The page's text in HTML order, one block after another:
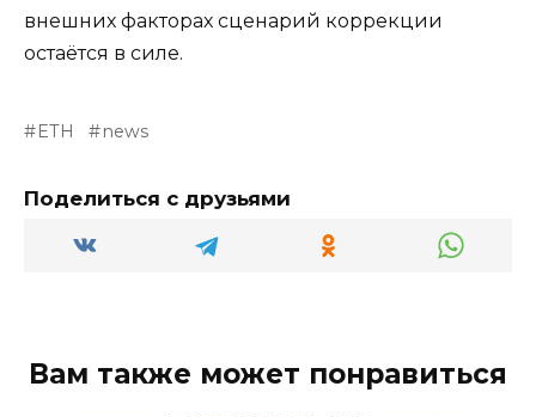
внешних факторах сценарий коррекции
остаётся в силе.
ETH news
Поделиться с друзьями
Вам также может понравиться